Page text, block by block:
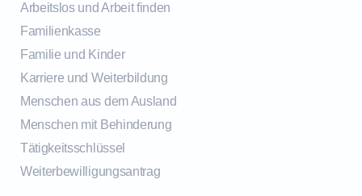
Arbeitslos und Arbeit finden
Familienkasse
Familie und Kinder
Karriere und Weiterbildung
Menschen aus dem Ausland
Menschen mit Behinderung
Tätigkeitsschlüssel
Weiterbewilligungsantrag